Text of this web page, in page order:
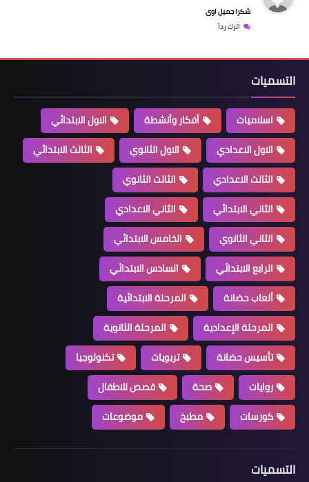
شكرا جميل اوى
اترك رداً
التسميات
اسلاميات أفكار وأنشطة
الاول الابتدائي
الاول الاعدادي
الاول الثانوي
الثالث الابتدائي
الثالث الاعدادي
الثالث الثانوي
الثاني الابتدائي
الثاني الاعدادي
الثاني الثانوي
الخامس الابتدائي
الرابع الابتدائي
السادس الابتدائي
ألعاب حضانة
المرحلة الابتدائية
المرحلة الإعدادية
المرحلة الثانوية
تأسيس حضانة
تربويات
تكنولوجيا
روايات
صحة
قصص للاطفال
كورسات
مطبخ موضوعات
التسميات